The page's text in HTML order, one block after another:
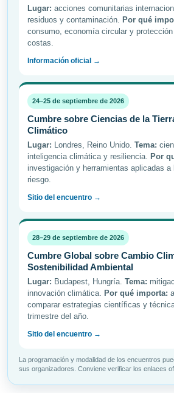
Lugar: acciones comunitarias
residuos y contaminación. Por qué
consumo, economía circular y
costas.
Información oficial →
24–25 de septiembre de 2026
Cumbre sobre Ciencias de la
Climático
Lugar: Londres, Reino Unido. Tema:
inteligencia climática y resiliencia. Por
investigación y herramientas aplicadas a
riesgo.
Sitio del encuentro →
28–29 de septiembre de 2026
Cumbre Global sobre Cambio
Sostenibilidad Ambiental
Lugar: Budapest, Hungría. Tema:
innovación climática. Por qué importa:
comparar estrategias científicas y
trimestre del año.
Sitio del encuentro →
La programación y modalidad de los encuentros
sus organizadores. Conviene verificar los enlaces